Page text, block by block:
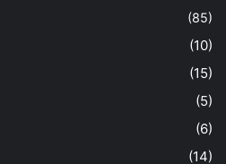
(85)
(10)
(15)
(5)
(6)
(14)